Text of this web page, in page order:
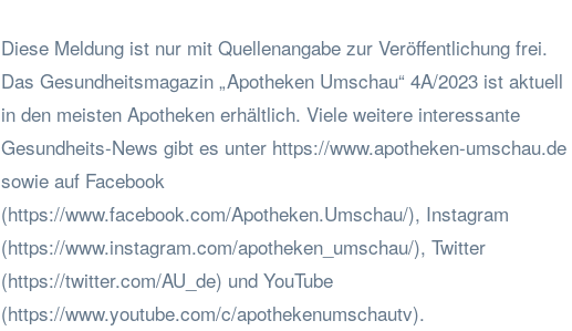
Diese Meldung ist nur mit Quellenangabe zur Veröffentlichung frei.
Das Gesundheitsmagazin „Apotheken Umschau“ 4A/2023 ist aktuell
in den meisten Apotheken erhältlich. Viele weitere interessante
Gesundheits-News gibt es unter https://www.apotheken-umschau.de
sowie auf Facebook
(https://www.facebook.com/Apotheken.Umschau/), Instagram
(https://www.instagram.com/apotheken_umschau/), Twitter
(https://twitter.com/AU_de) und YouTube
(https://www.youtube.com/c/apothekenumschautv).